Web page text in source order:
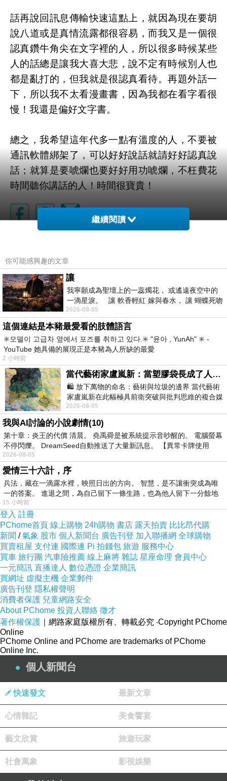
話再說回訊息傳輸快速這點上，就因為現在要胡
說八道或是真情流露都很容易，而我又是一個很
認真鑽牛角尖在文字裡的人，所以很多時候某些
人的話總是讓我大喜大悲，說不定有時候別人也
都是亂打的，但我就是很認真看待。再題外話一
下，所以我不太看漫畫書，因為我都在看字看很
慢！我還是偏好文字書。
總之，我希望這年代多一點有溫度的人，不要被
通訊軟體綁架了，可以好好說話就請好好認真說
話；就算是要唬爛也要好好用功唬爛，不枉費花
時間聽你講話的人！時間很寶貴！
(悄悄話)
2020-01-20 18:17:28
(悄悄話)
2019-11-06 10:27:50
繼續閱讀
你可能感興趣的文章
讓
我寧願成為聖壇上的一蕊燭花， 或遙遠夜空中的
一滴星淚。 讓 軟香輕紅 嫁與春水， 讓 蝴蝶死吻
夏日最後一瓣玫瑰， 讓
2026-08-05
這個連結是本豬最愛看的肢體語言
✳️모델이 고급차 옆에서 포즈를 취하고 있다.✳️ "윤아 , YunAh" ✳️ -
YouTube 她具備的展現正是本豬為人所缺的最愛
2 小時前
當代藝術家盧嵐新：當塑膠袋長成了人的模樣，我們的目光是否學會了放下偏見？
🛍️ 放下萬物的命名：藝術與垃圾的邊界 當代藝術
家盧嵐新在此幅極具前衛突破與批判思維的複合媒
材新作中，直接將被大眾定義為廢棄物
2026-08-05
我與AI討論的小說劇情(10)
第十章：炎王的代價 清晨。 堯禹舜是被系統提示音吵醒的。 電腦螢幕
不停閃爍。 DreamSeed自動推送了大量新訊息。 【異常卡牌使用
2026-08-05
愛情三十六計，序
兵法，藏在一滴露水裡，映照日出的方向。 智慧，是不讓衝突成為唯
一的答案。 進退之間，為自己留下一條生路，也為他人留下一分餘地
15 小時前
登入 註冊
PChome首頁 線上購物 24h購物 書店 露天拍賣 比比昂代購
新聞 /氣象 股市 個人新聞台 廣告刊登 加入聯播網 全球購物
買賣租屋 支付連 國際連 Pi 拍錢包 旅遊 服務中心
買車 旅行團 汽車險推薦 線上麻將 雜誌 星座命理 會員中心
一元簡訊 直播達人 數位憑證 企業簡訊
買網址 虛擬主機 企業郵件
廣告刊登 隱私權聲明
消費者保護 兒童網路安全
About PChome 投資人聯絡 徵才
著作權保護 ｜網路家庭版權所有、轉載必究 ‧Copyright PChome
Online
PChome Online and PChome are trademarks of PChome
Online Inc.
個人新聞台
快速發文 最新文章
心情雜記 美食饗宴
藝文欣賞 旅遊玩家
社會萬象 影視娛樂